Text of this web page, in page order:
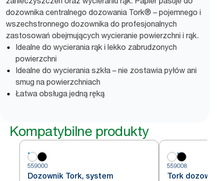
dozownika centralnego dozowania Tork® – pojemnego i
wszechstronnego dozownika do profesjonalnych
zastosowań obejmujących wycieranie powierzchni i rąk.
Idealne do wycierania rąk i lekko zabrudzonych
powierzchni
Idealne do wycierania szkła – nie zostawia pyłów ani
smug na powierzchniach
Łatwa obsługa jedną ręką
Kompatybilne produkty
559000
Dozownik Tork, system
559008
Tork